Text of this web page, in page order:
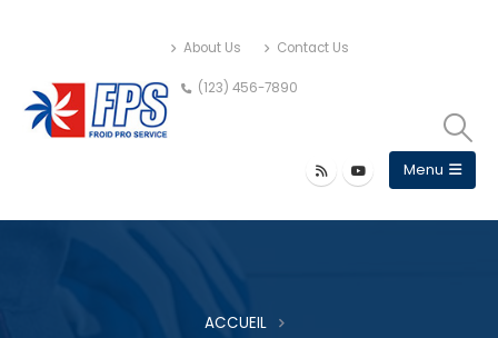
About Us Contact Us
(123) 456-7890
ACCUEIL